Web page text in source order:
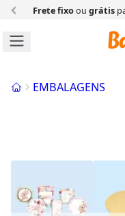
Frete fixoou grátis
InícioEMBALAGENS